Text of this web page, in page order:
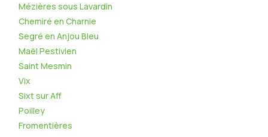
Mézières sous Lavardin
Chemiré en Charnie
Segré en Anjou Bleu
Maël Pestivien
Saint Mesmin
Vix
Sixt sur Aff
Poilley
Fromentières